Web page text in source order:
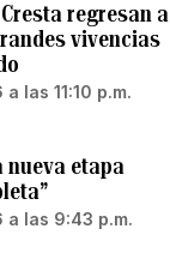
regresan a
vivencias
las 11:10 p.m.
nueva etapa
a las 9:43 p.m.